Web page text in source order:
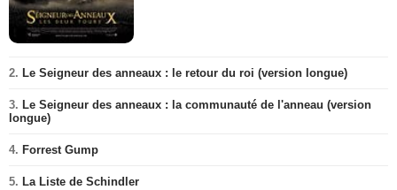
2. Le Seigneur des anneaux : le retour du roi (version longue)
3. Le Seigneur des anneaux : la communauté de l'anneau (version
longue)
4. Forrest Gump
5. La Liste de Schindler